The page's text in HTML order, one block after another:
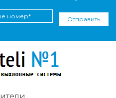
Отправить